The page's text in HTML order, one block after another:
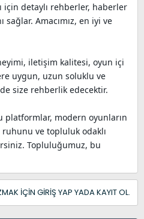
için detaylı rehberler, haberler
Amacımız, en iyi ve
iletişim kalitesi, oyun içi
uygun, uzun soluklu ve
size rehberlik edecektir.
modern oyunların
ve topluluk odaklı
Topluluğumuz, bu
IÇIN GIRIŞ YAP YADA KAYIT OL.